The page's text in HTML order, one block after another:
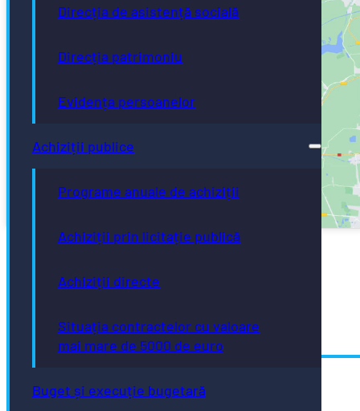
Direcția de asistență socială
Direcția patrimoniu
Evidența persoanelor
Achiziții publice
Programe anuale de achiziții
Achiziții prin licitație publică
Achiziții directe
Situația contractelor cu valoare
mai mare de 5000 de euro
Buget și execuție bugetară
marketing și pentru a activa acest conținut